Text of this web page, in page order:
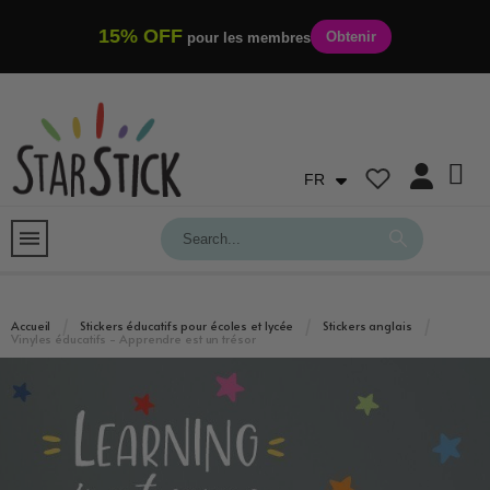
15% OFF pour les membres Obtenir
FR
Accueil Stickers éducatifs pour écoles et lycée
Stickers anglais
Vinyles éducatifs - Apprendre est un trésor